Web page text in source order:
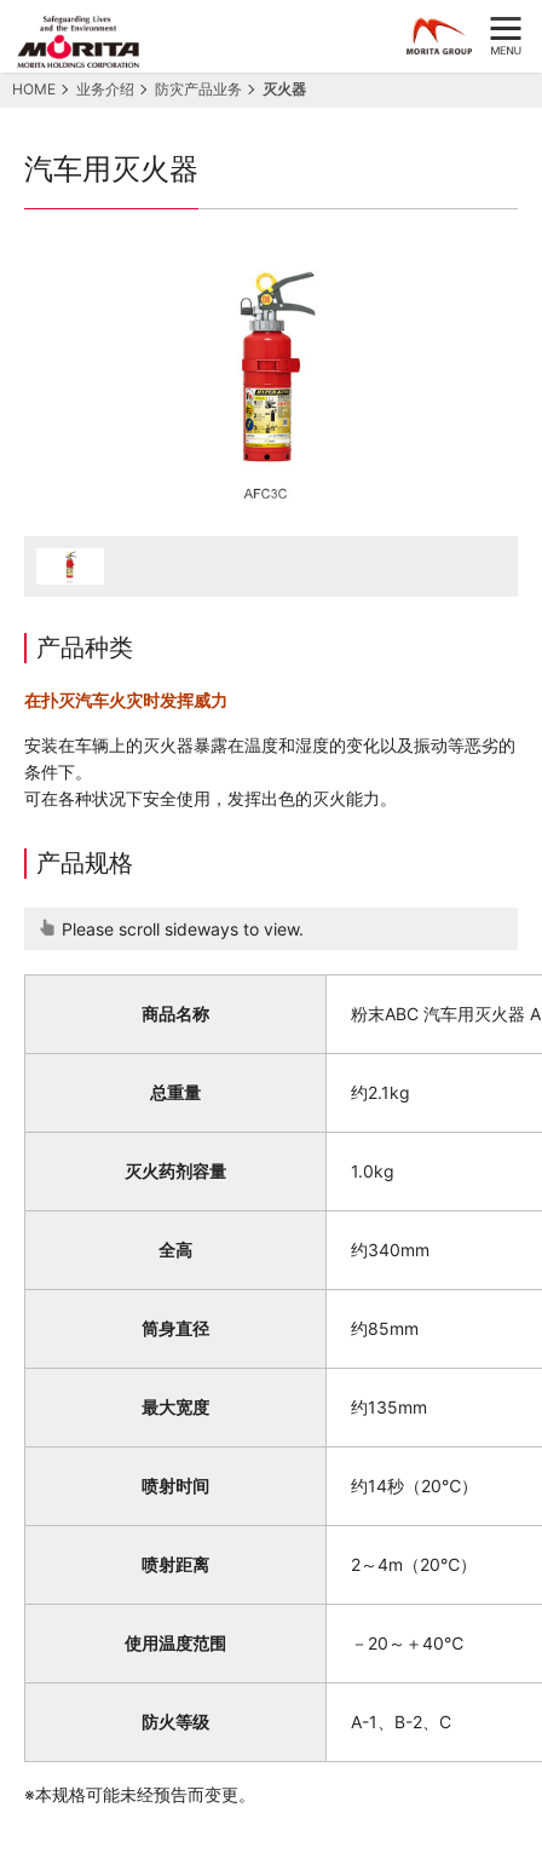
HOME 业务介绍 防灾产品业务 灭火器
汽车用灭火器
产品种类
在扑灭汽车火灾时发挥威力
安装在车辆上的灭火器暴露在温度和湿度的变化以及振动等恶劣的
条件下。
可在各种状况下安全使用，发挥出色的灭火能力。
产品规格
Please scroll sideways to view.
商品名称 粉末ABC 汽车用灭火器
总重量 约2.1kg
灭火药剂容量 1.0kg
全高 约340mm
筒身直径 约85mm
最大宽度 约135mm
喷射时间 约14秒（20℃）
喷射距离 2～4m（20℃）
使用温度范围 －20～＋40℃
防火等级 A-1、B-2、C
※本规格可能未经预告而变更。